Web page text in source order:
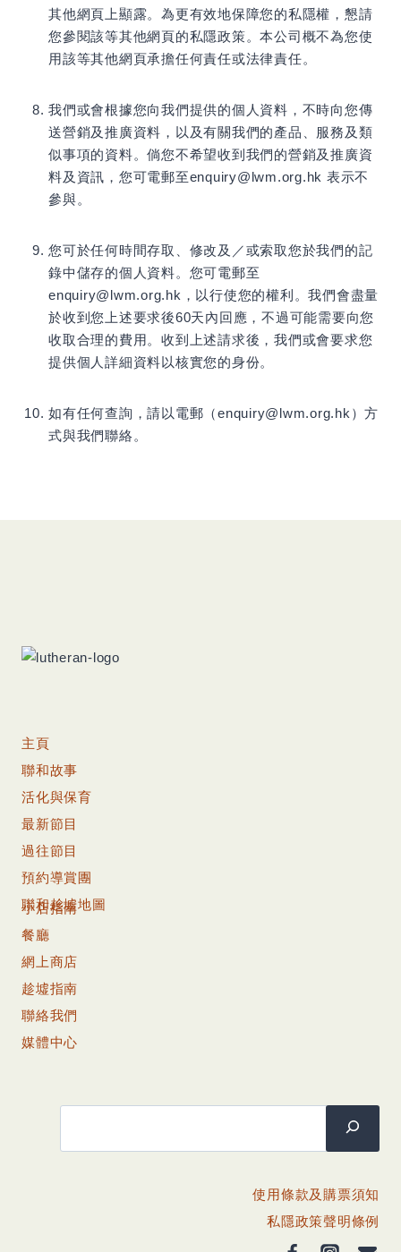
其他網頁上顯露。為更有效地保障您的私隱權，懇請
您參閱該等其他網頁的私隱政策。本公司概不為您使
用該等其他網頁承擔任何責任或法律責任。
我們或會根據您向我們提供的個人資料，不時向您傳
送營銷及推廣資料，以及有關我們的產品、服務及類
似事項的資料。倘您不希望收到我們的營銷及推廣資
料及資訊，您可電郵至enquiry@lwm.org.hk 表示不
參與。
您可於任何時間存取、修改及／或索取您於我們的記
錄中儲存的個人資料。您可電郵至
enquiry@lwm.org.hk，以行使您的權利。我們會盡量
於收到您上述要求後60天內回應，不過可能需要向您
收取合理的費用。收到上述請求後，我們或會要求您
提供個人詳細資料以核實您的身份。
如有任何查詢，請以電郵（enquiry@lwm.org.hk）方
式與我們聯絡。
主頁
聯和故事
活化與保育
最新節目
過往節目
預約導賞團
聯和趁墟地圖
小店指南
餐廳
網上商店
趁墟指南
聯絡我們
媒體中心
使用條款及購票須知
私隱政策聲明條例